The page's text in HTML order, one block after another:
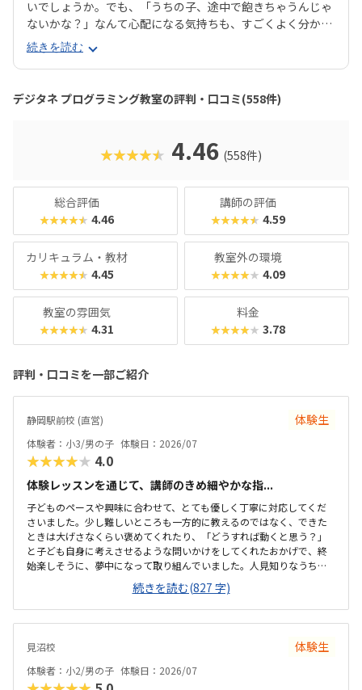
いでしょうか。でも、「うちの子、途中で飽きちゃうんじゃ
ないかな？」なんて心配になる気持ちも、すごくよく分かり
ます。そんな方にぜひおすすめしたいのが、デジタネプログ
ラミング教室なんです。デジタネには、子どもたちが夢中に
なって取り組める工夫がたくさんあります。特にお子様たち
に大人気のマインクラフトやロブロックスなどを活用するこ
とで、ゲーム感覚で楽しみながら、自然とプログラミング的
学びを通して、子どもたちは未来を生き抜くための土台をし
っかりと築くことができます。ここでは、デジタネプログラ
やすくご紹介していきますね。
続きを読む
デジタネ プログラミング教室の評判・口コミ(558件)
★★★★★ 4.46 (558件)
総合評価
★★★★★ 4.46
講師の評価
★★★★★ 4.59
カリキュラム・教材
★★★★★ 4.45
教室外の環境
★★★★★ 4.09
教室の雰囲気
★★★★★ 4.31
料金
★★★★★ 3.78
評判・口コミを一部ご紹介
静岡駅前校 (直営) 体験生
体験者：小3/男の子 体験日：2026/07
★★★★★ 4.0
体験レッスンを通じて、講師のきめ細やかな指...
子どものペースや興味に合わせて、とても優しく丁寧に対応してくだ
さいました。少し難しいところも一方的に教えるのではなく、できた
ときは大げさなくらい褒めてくれたり、「どうすれば動くと思う？」
と子ども自身に考えさせるような問いかけをしてくれたおかげで、終
始楽しそうに、夢中になって取り組んでいました。人見知りなうちの
子もすぐに緊張がほぐれ、安心して楽しく学べたと感じています。子
どもが大好きなロブロックスの世界を舞台にしているため、最初から
最後まで高いモチベーションで取り組めていました。ただ遊ぶだけで
なく、ゲームを作るというプロセスを通じて、自然とプログラミング
と感じました。自分の思い描いた動きが画面上にすぐに反映される仕
組みも、子どもの「もっと作りたい」という意欲をを引き出すのにぴ
ったりだと思いました。最寄り駅から近く、大通りを通...
続きを読む(827 字)
見沼校 体験生
体験者：小2/男の子 体験日：2026/07